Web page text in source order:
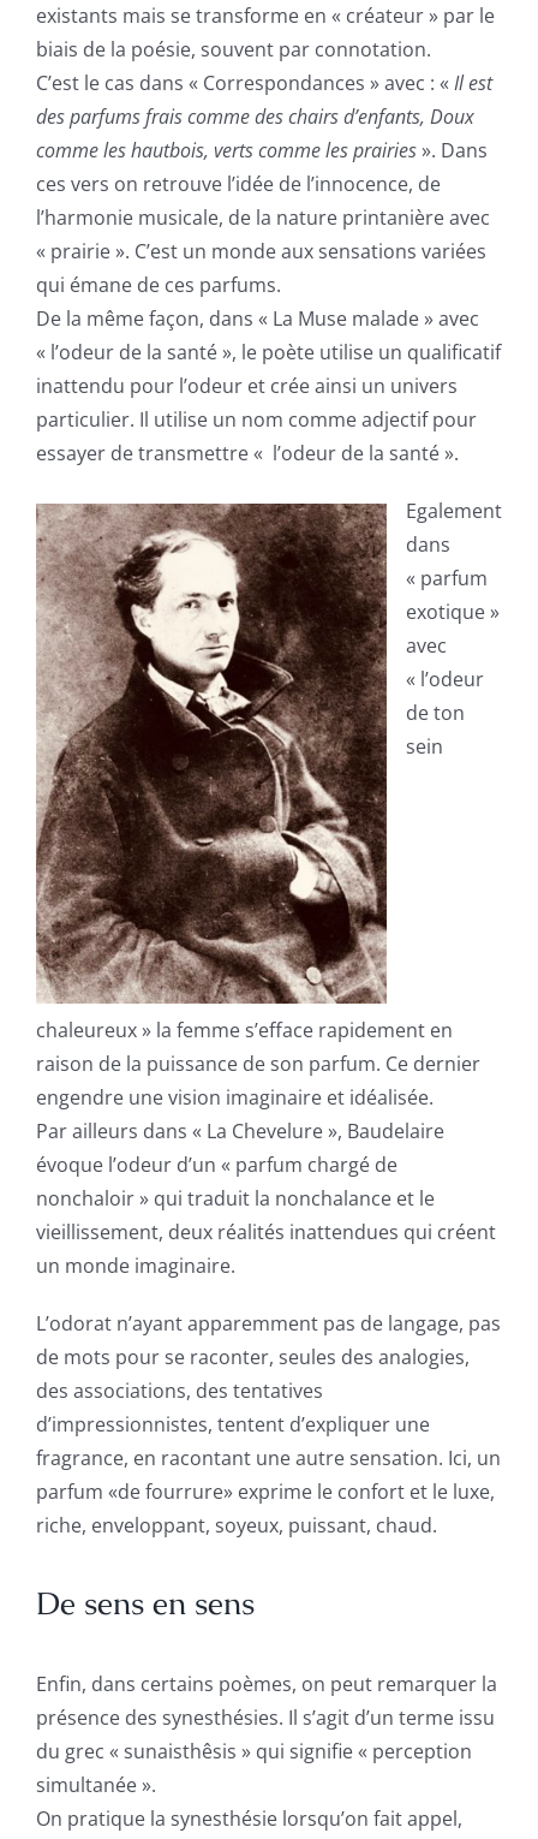
existants mais se transforme en « créateur » par le
biais de la poésie, souvent par connotation.
C’est le cas dans « Correspondances » avec : « Il est
des parfums frais comme des chairs d’enfants, Doux
comme les hautbois, verts comme les prairies». Dans
ces vers on retrouve l’idée de l’innocence, de
l’harmonie musicale, de la nature printanière avec
« prairie ». C’est un monde aux sensations variées
qui émane de ces parfums.
De la même façon, dans « La Muse malade » avec
« l’odeur de la santé », le poète utilise un qualificatif
inattendu pour l’odeur et crée ainsi un univers
particulier. Il utilise un nom comme adjectif pour
essayer de transmettre « l’odeur de la santé ».
Egalement
dans
« parfum
exotique »
avec
« l’odeur
de ton
sein
chaleureux » la femme s’efface rapidement en
raison de la puissance de son parfum. Ce dernier
engendre une vision imaginaire et idéalisée.
Par ailleurs dans « La Chevelure », Baudelaire
évoque l’odeur d’un « parfum chargé de
nonchaloir » qui traduit la nonchalance et le
vieillissement, deux réalités inattendues qui créent
un monde imaginaire.
L’odorat n’ayant apparemment pas de langage, pas
de mots pour se raconter, seules des analogies,
des associations, des tentatives
d’impressionnistes, tentent d’expliquer une
fragrance, en racontant une autre sensation. Ici, un
parfum «de fourrure» exprime le confort et le luxe,
riche, enveloppant, soyeux, puissant, chaud.
De sens en sens
Enfin, dans certains poèmes, on peut remarquer la
présence des synesthésies. Il s’agit d’un terme issu
du grec « sunaisthêsis » qui signifie « perception
simultanée ».
On pratique la synesthésie lorsqu’on fait appel,